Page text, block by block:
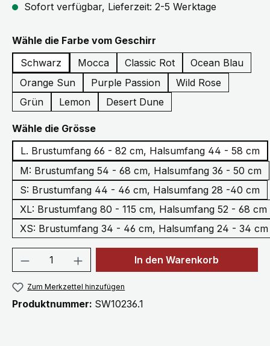
Sofort verfügbar, Lieferzeit: 2-5 Werktage
Wähle die Farbe vom Geschirr
Schwarz
Mocca Classic Rot
Ocean Blau
Orange Sun
Purple Passion
Wild Rose
Grün
Lemon Desert Dune
Wähle die Grösseauswählen
L. Brustumfang 66 - 82 cm, Halsumfang 44 - 58 cm
M: Brustumfang 54 - 68 cm, Halsumfang 36 - 50 cm
S: Brustumfang 44 - 46 cm, Halsumfang 28 -40 cm
XL: Brustumfang 80 - 115 cm, Halsumfang 52 - 68 cm
XS: Brustumfang 34 - 46 cm, Halsumfang 24 - 34 cm
Produkt Anzahl: Gib denIn den Warenkorb
Zum Merkzettel hinzufügen
Produktnummer: SW10236.1